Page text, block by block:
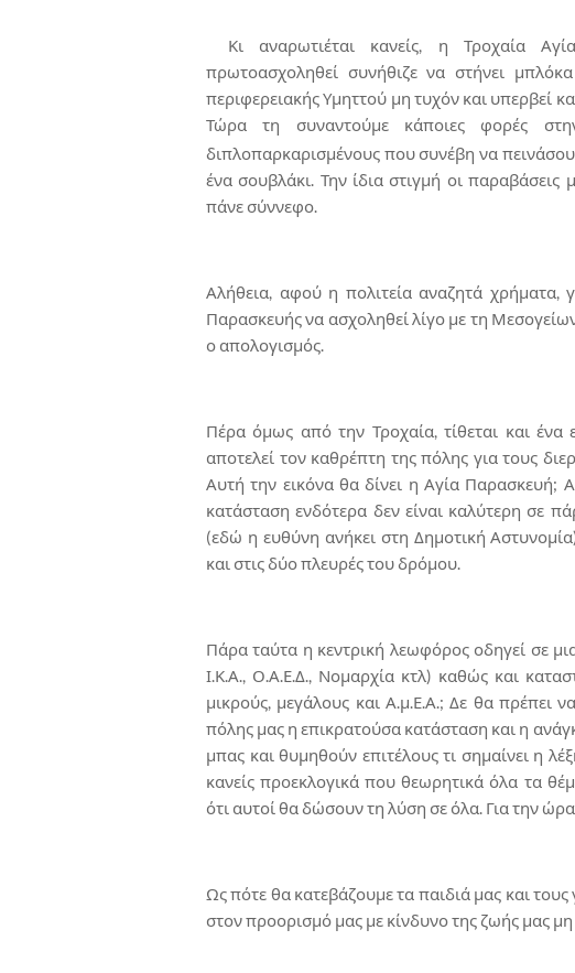
Κι αναρωτιέται κανείς, η Τροχαία
πρωτοασχοληθεί συνήθιζε να στήνει
περιφερειακής Υμηττού μη τυχόν και υπερβεί
Τώρα τη συναντούμε κάποιες φορές
διπλοπαρκαρισμένους που συνέβη να
ένα σουβλάκι. Την ίδια στιγμή οι
πάνε σύννεφο.
Αλήθεια, αφού η πολιτεία αναζητά χρήματα,
Παρασκευής να ασχοληθεί λίγο με τη
ο απολογισμός.
Πέρα όμως από την Τροχαία, τίθεται και
αποτελεί τον καθρέπτη της πόλης για τους
Αυτή την εικόνα θα δίνει η Αγία Παρασκευή;
κατάσταση ενδότερα δεν είναι καλύτερη σε
(εδώ η ευθύνη ανήκει στη Δημοτική
και στις δύο πλευρές του δρόμου.
Πάρα ταύτα η κεντρική λεωφόρος οδηγεί σε
Ι.Κ.Α., Ο.Α.Ε.Δ., Νομαρχία κτλ) καθώς και
μικρούς, μεγάλους και Α.μ.Ε.Α.; Δε θα πρέπει
πόλης μας η επικρατούσα κατάσταση και η
μπας και θυμηθούν επιτέλους τι σημαίνει η
κανείς προεκλογικά που θεωρητικά όλα τα
ότι αυτοί θα δώσουν τη λύση σε όλα. Για την
Ως πότε θα κατεβάζουμε τα παιδιά μας και
στον προορισμό μας με κίνδυνο της ζωής μας